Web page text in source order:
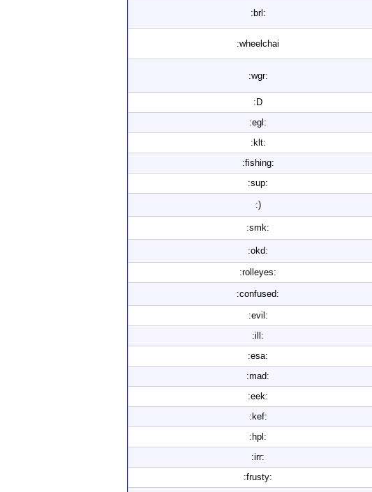
:brl:
:wheelchai
:wgr:
:D
:egl:
:klt:
:fishing:
:sup:
:)
:smk:
:okd:
:rolleyes:
:confused:
:evil:
:ill:
:esa:
:mad:
:eek:
:kef:
:hpl:
:irr:
:frusty: